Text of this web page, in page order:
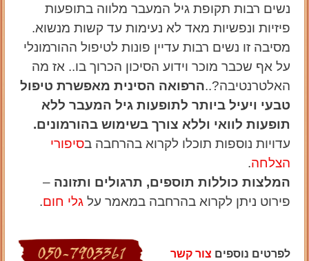
נשים רבות תקופת גיל המעבר מלווה בתופעות
פיזיות ונפשיות מאד לא נעימות עד קשות מנשוא.
מסיבה זו נשים רבות עדיין פונות לטיפול ההורמונלי
על אף שכבר מוכר וידוע הסיכון הכרוך בו.. אז מה
האלטרנטיבה?..הרפואה הסינית מאפשרת טיפול
טבעי ויעיל ביותר לתופעות גיל המעבר ללא
תופעות לוואי וללא צורך בשימוש בהורמונים.
עדויות נוספות תוכלו לקרוא בהרחבה בסיפורי
הצלחה.
המלצות כוללות תוספים, תרגולים ותזונה –
פירוט ניתן לקרוא בהרחבה במאמר על גלי חום.
לפרטים נוספים צור קשר